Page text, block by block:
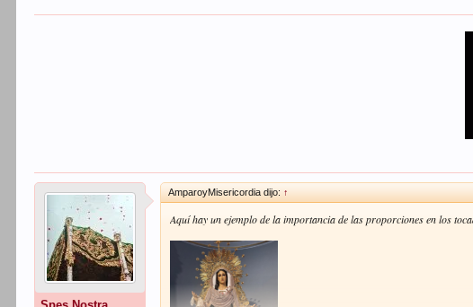
AmparoyMisericordia dijo: ↑
Aquí hay un ejemplo de la importancia de las proporciones en los